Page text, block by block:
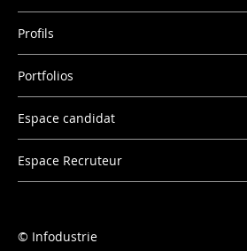
Profils
Portfolios
Espace candidat
Espace Recruteur
Infodustrie